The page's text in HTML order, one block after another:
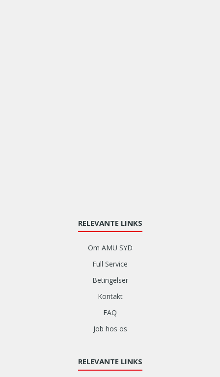
RELEVANTE LINKS
Om AMU SYD
Full Service
Betingelser
Kontakt
FAQ
Job hos os
RELEVANTE LINKS